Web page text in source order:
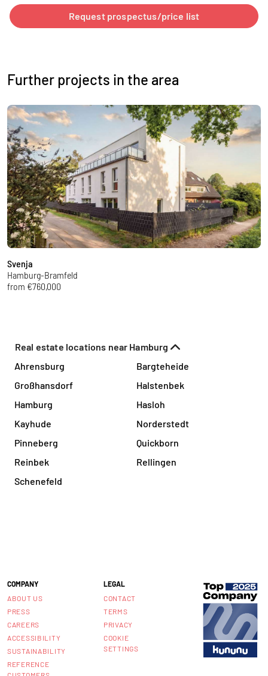
Request prospectus/price list
Further projects in the area
Svenja
Hamburg-Bramfeld
from €760,000
Real estate locations near Hamburg
Ahrensburg
Bargteheide
Großhansdorf
Halstenbek
Hamburg
Hasloh
Kayhude
Norderstedt
Pinneberg
Quickborn
Reinbek
Rellingen
Schenefeld
COMPANY
ABOUT US
PRESS
CAREERS
ACCESSIBILITY
SUSTAINABILITY
REFERENCE
LEGAL
CONTACT
TERMS
PRIVACY
COOKIE
SETTINGS